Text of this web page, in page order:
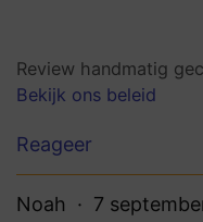
Review handmatig
Bekijk ons beleid
Reageer
Noah 7